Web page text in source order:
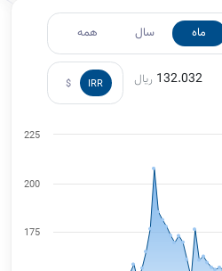
ماه سال همه
ریال 132.032
IRR
$
175
200
225